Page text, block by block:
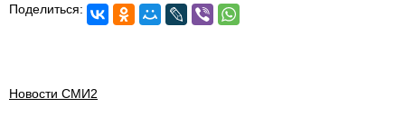
Поделиться:
Новости СМИ2